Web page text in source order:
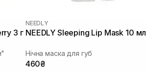
3 г
NEEDLY
NEEDLY Sleeping Lip Mask 10 мл
Нічна маска для губ
460₴